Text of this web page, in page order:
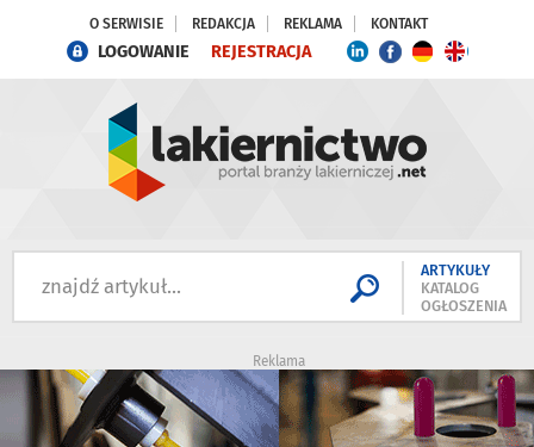
O SERWISIE REDAKCJA REKLAMA KONTAKT
LOGOWANIE REJESTRACJA
ARTYKUŁY
KATALOG
OGŁOSZENIA
Reklama